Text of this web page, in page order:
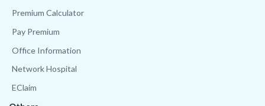
Premium Calculator
Pay Premium
Office Information
Network Hospital
EClaim